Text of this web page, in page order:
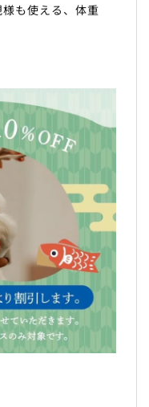
も使える、体重